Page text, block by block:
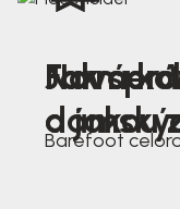
Nová
Jak
a jakou
Farmer
Barefoot